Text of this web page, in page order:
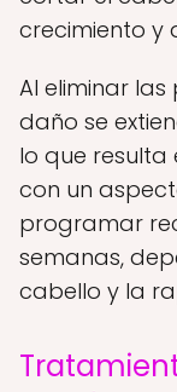
crecimiento y
Al eliminar
daño se
lo que resulta
con un
programar
semanas,
cabello y la